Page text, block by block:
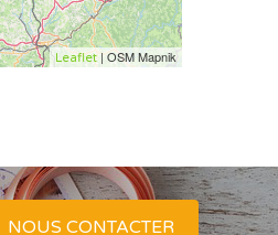
Leaflet| OSM Mapnik
NOUS CONTACTER